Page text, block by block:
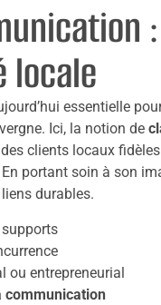
locale
essentielle
Ici, la notion de
clients locaux fidèles
portant soin à son
durables.
ou entrepreneurial
communication